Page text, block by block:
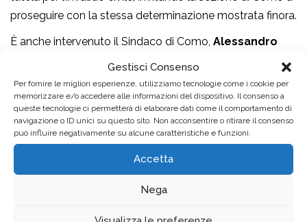
Gestisci Consenso
Per fornire le migliori esperienze, utilizziamo tecnologie come i cookie per
memorizzare e/o accedere alle informazioni del dispositivo. Il consenso a
queste tecnologie ci permetterà di elaborare dati come il comportamento di
navigazione o ID unici su questo sito. Non acconsentire o ritirare il consenso
può influire negativamente su alcune caratteristiche e funzioni.
Accetta
Nega
proseguire con la stessa determinazione mostrata finora.
È anche intervenuto il Sindaco di Como, Alessandro
, che ha portato i saluti della città, definendo
ANMIC una realtà
“assolutamente fondamentale
laddove la Repubblica non raggiunge autonomamente i
propri fini”e ribadendo l’orgoglio dell’amministrazione
nell’ospitare un’associazione che mette al centro la